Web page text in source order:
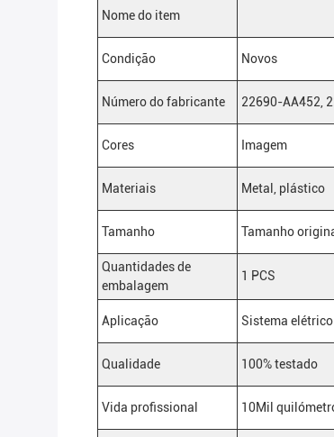
Nome do item
Condição Novos
Número do fabricante 22690-AA452,
Cores Imagem
Materiais Metal, plástico
Tamanho Tamanho
Quantidades de
embalagem
1 PCS
Aplicação Sistema elétrico
Qualidade 100% testado
Vida profissional 10Mil